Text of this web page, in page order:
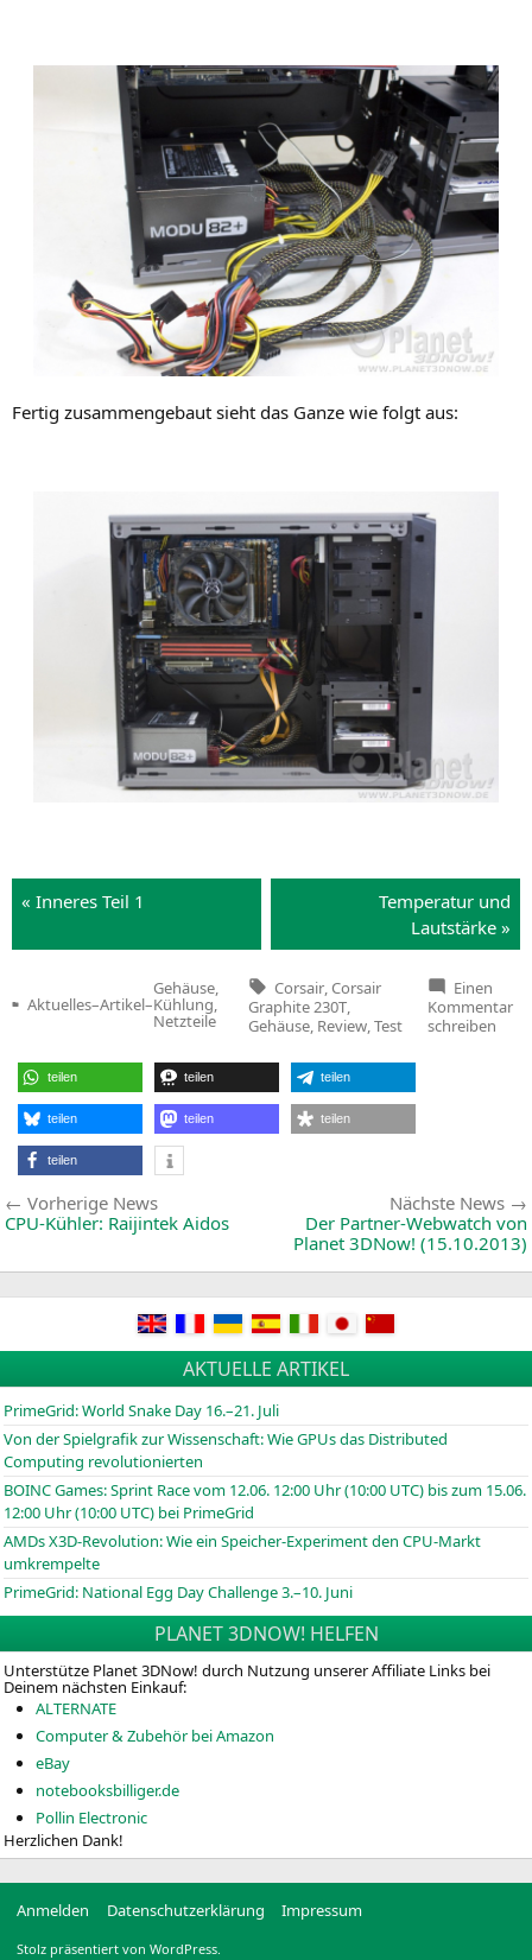
Fer­tig zusam­men­ge­baut sieht das Gan­ze wie folgt aus:
« Inne­res Teil 1
Tem­pe­ra­tur und
Lautstärke »
Veröffentlicht
Aktuelles–Artikel–
Gehäuse,
Kühlung,
Netzteile
Tags:
Corsair Corsair
Graphite 230T,
Gehäuse, Review, Test
Einen
Kommentarzu
schreiben
teilen teilen teilen
teilen teilen teilen
teilen
Beitragsnavigation
Vorherige NewsVorherige
News:
CPU-Kühler: Raijintek Aidos
Nächste News
Der Partner-Webwatch von
Planet 3DNow! (15.10.2013)
AKTUELLE ARTIKEL
PrimeGrid: World Snake Day 16.–21. Juli
Von der Spielgrafik zur Wissenschaft: Wie GPUs das Distributed
Computing revolutionierten
BOINCGames: Sprint Race vom 12.06. 12:00 Uhr (10:00 UTC) bis zum 15.06.
12:00 Uhr (10:00 UTC) bei PrimeGrid
AMDs X3D-Revolution: Wie ein Speicher-Experiment den CPU-Markt
umkrempelte
PrimeGrid: National Egg Day Challenge 3.–10. Juni
PLANET 3DNOW! HELFEN
Unterstütze Planet 3DNow! durch Nutzung unserer Affiliate Links bei
Deinem nächsten Einkauf:
ALTERNATE
Computer & Zubehör bei Amazon
eBay
notebooksbilliger.de
Pollin Electronic
Herzlichen Dank!
Anmelden Datenschutzerklärung Impressum
Stolz präsentiert von WordPress.